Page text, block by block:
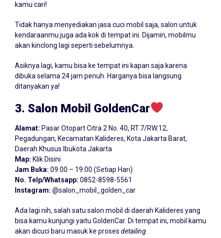
kamu cari!
Tidak hanya menyediakan jasa cuci mobil saja, salon untuk
kendaraanmu juga ada kok di tempat ini. Dijamin, mobilmu
akan kinclong lagi seperti sebelumnya.
Asiknya lagi, kamu bisa ke tempat ini kapan saja karena
dibuka selama 24 jam penuh. Harganya bisa langsung
ditanyakan ya!
3. Salon Mobil GoldenCar
Alamat: Pasar Otopart Citra 2 No. 40, RT.7/RW.12,
Pegadungan, Kecamatan Kalideres, Kota Jakarta Barat,
Daerah Khusus Ibukota Jakarta
Map: Klik Disini
Jam Buka: 09.00 – 19.00 (Setiap Hari)
No. Telp/Whatsapp: 0852-8598-5561
Instagram: @salon_mobil_golden_car
Ada lagi nih, salah satu salon mobil di daerah Kalideres yang
bisa kamu kunjungi yaitu GoldenCar. Di tempat ini, mobil kamu
akan dicuci baru masuk ke proses detailing